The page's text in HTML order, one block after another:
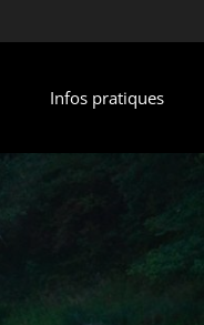
Infos pratiques